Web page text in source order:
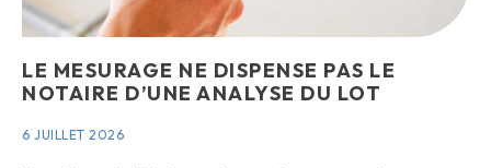
LE MESURAGE NE DISPENSE PAS LE
NOTAIRE D’UNE ANALYSE DU LOT
6 JUILLET 2026